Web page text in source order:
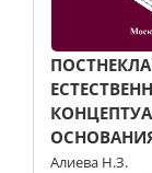
Алиева Н.З.